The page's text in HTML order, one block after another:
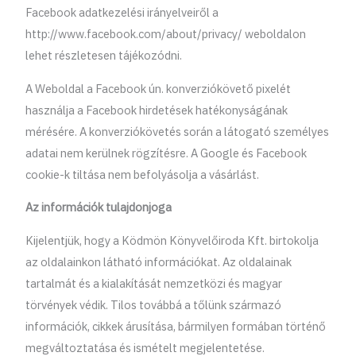
Facebook adatkezelési irányelveiről a
http://www.facebook.com/about/privacy/ weboldalon
lehet részletesen tájékozódni.
A Weboldal a Facebook ún. konverziókövető pixelét
használja a Facebook hirdetések hatékonyságának
mérésére. A konverziókövetés során a látogató személyes
adatai nem kerülnek rögzítésre. A Google és Facebook
cookie-k tiltása nem befolyásolja a vásárlást.
Az információk tulajdonjoga
Kijelentjük, hogy a Ködmön Könyvelőiroda Kft. birtokolja
az oldalainkon látható információkat. Az oldalainak
tartalmát és a kialakítását nemzetközi és magyar
törvények védik. Tilos továbbá a tőlünk származó
információk, cikkek árusítása, bármilyen formában történő
megváltoztatása és ismételt megjelentetése.